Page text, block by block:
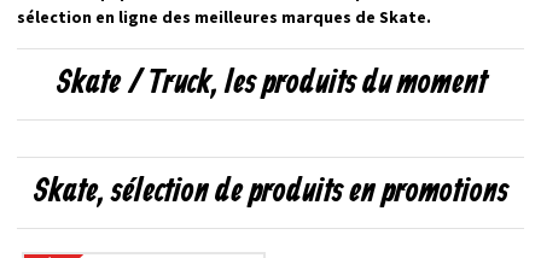
sélection en ligne des meilleures marques de Skate.
Skate / Truck, les produits du moment
Skate, sélection de produits en promotions